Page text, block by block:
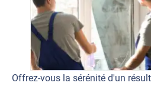
Offrez-vous la sérénité d'un